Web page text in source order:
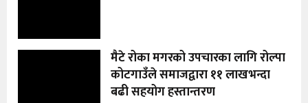
मैटे रोका मगरको उपचारका लागि रोल्पा
कोटगाउँले समाजद्वारा ११ लाखभन्दा
बढी सहयोग हस्तान्तरण